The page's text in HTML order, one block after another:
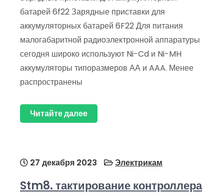
батарей 6f22 Зарядные приставки для
аккумуляторных батарей 6F22 Для питания
малогабаритной радиоэлектронной аппаратуры
сегодня широко используют Ni-Cd и Ni-MH
аккумуляторы типоразмеров АА и AAA. Менее
распространены
Читайте далее
27 декабря 2023 Электрикам
Stm8. тактирование контроллера